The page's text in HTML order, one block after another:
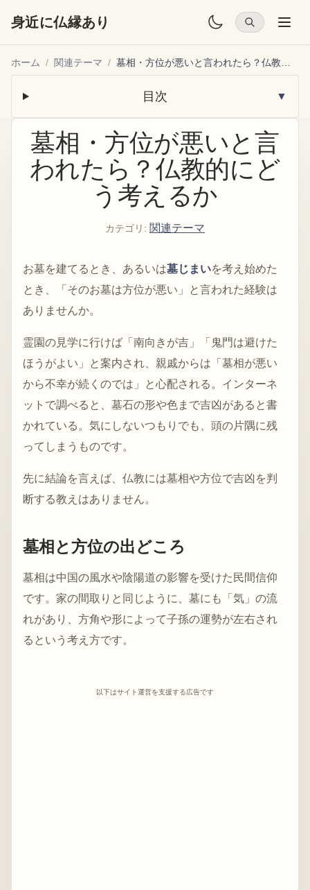
身近に仏縁あり
ホーム / 関連テーマ /
目次 ▼
墓相・方位が悪いと言
われたら？仏教的にど
う考えるか
カテゴリ : 関連テーマ
お墓を建てるとき、あるいは墓じまいを考え始めた
とき、「そのお墓は方位が悪い」と言われた経験は
ありませんか。
霊園の見学に行けば「南向きが吉」「鬼門は避けた
ほうがよい」と案内され、親戚からは「墓相が悪い
から不幸が続くのでは」と心配される。インターネ
ットで調べると、墓石の形や色まで吉凶があると書
かれている。気にしないつもりでも、頭の片隅に残
ってしまうものです。
先に結論を言えば、仏教には墓相や方位で吉凶を判
断する教えはありません。
墓相と方位の出どころ
墓相は中国の風水や陰陽道の影響を受けた民間信仰
です。家の間取りと同じように、墓にも「気」の流
れがあり、方角や形によって子孫の運勢が左右され
るという考え方です。
以下はサイト運営を支援する広告です